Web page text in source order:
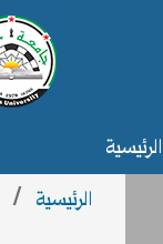
الرئيسية
الرئيسية /